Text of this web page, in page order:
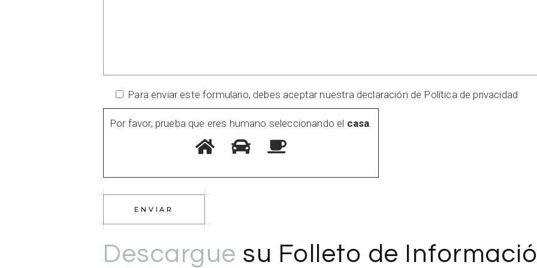
Para enviar este formulario, debes aceptar nuestra declaración de Política de privacidad
Por favor, prueba que eres humano seleccionando el casa
ENVIAR
Descargue su Folleto de